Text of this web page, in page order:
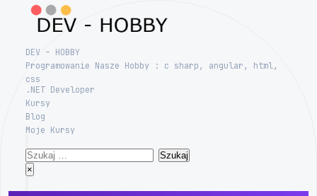
DEV – HOBBY
Programowanie Nasze Hobby : c sharp, angular, html,
css
.NET Developer
Kursy
Blog
Moje Kursy
Szukaj:
Close
×